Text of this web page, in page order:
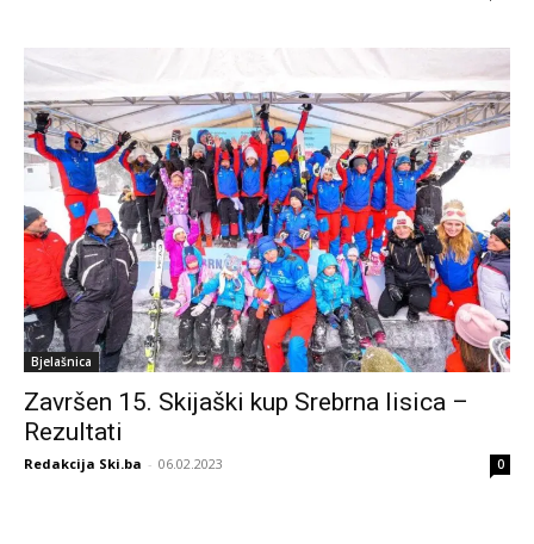
Bjelašnica
Završen 15. Skijaški kup Srebrna lisica –
Rezultati
Redakcija Ski.ba - 06.02.2023 0